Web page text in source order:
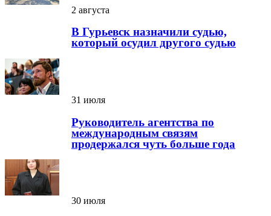
2 августа
В Гурьевск назначили судью,
который осудил другого судью
31 июля
Руководитель агентства по
международным связям
продержался чуть больше года
30 июля